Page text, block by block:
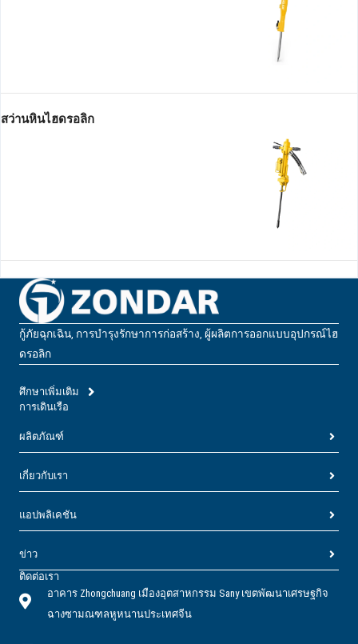
สว่านหินไฮดรอลิก
กู้ภัยฉุกเฉิน, การบํารุงรักษาการก่อสร้าง, ผู้ผลิตการออกแบบอุปกรณ์ไฮ
ดรอลิก
ศึกษาเพิ่มเติม
การเดินเรือ
ผลิตภัณฑ์
เกี่ยวกับเรา
แอปพลิเคชัน
ข่าว
ติดต่อเรา
อาคาร Zhongchuang เมืองอุตสาหกรรม Sany เขตพัฒนาเศรษฐกิจ
ฉางซามณฑลหูหนานประเทศจีน